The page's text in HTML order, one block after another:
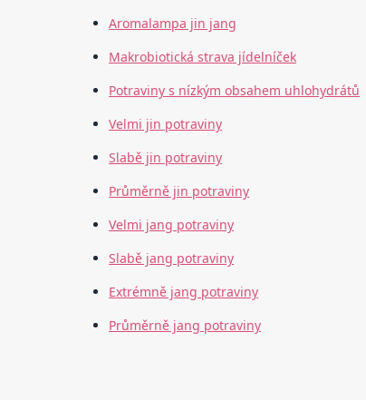
Aromalampa jin jang
Makrobiotická strava jídelníček
Potraviny s nízkým obsahem uhlohydrátů
Velmi jin potraviny
Slabě jin potraviny
Průměrně jin potraviny
Velmi jang potraviny
Slabě jang potraviny
Extrémně jang potraviny
Průměrně jang potraviny